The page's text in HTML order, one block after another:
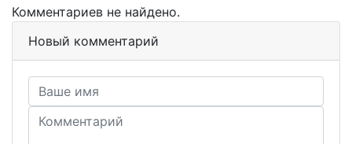
Комментариев не найдено.
Новый комментарий